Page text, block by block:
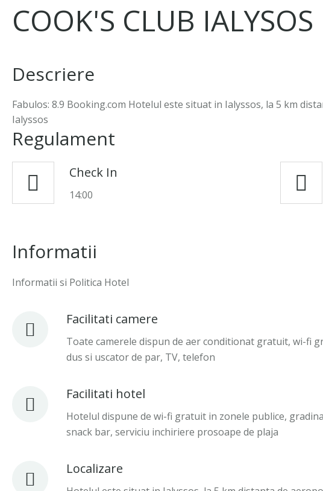
COOK'S CLUB
Descriere
Fabulos: 8.9 Booking.com Hotelul este situat in Ialyssos, la 5 km
Ialyssos
Regulament
Check In
14:00
Informatii
Informatii si Politica Hotel
Facilitati camere
Toate camerele dispun de aer conditionat gratuit, wi-fi
dus si uscator de par, TV, telefon
Facilitati hotel
Hotelul dispune de wi-fi gratuit in zonele publice,
snack bar, serviciu inchiriere prosoape de plaja
Localizare